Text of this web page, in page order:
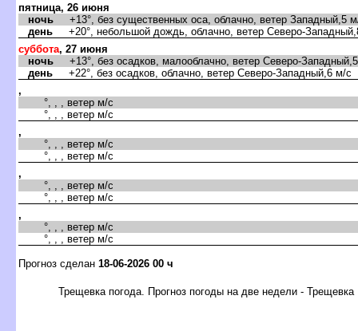
пятница, 26 июня
ночь +13°, без существенных оса, облачно, ветер Западный,5
день +20°, небольшой дождь, облачно, ветер Северо-
суббота, 27 июня
ночь +13°, без осадков, малооблачно, ветер Северо-
день +22°, без осадков, облачно, ветер Северо-Западный,6 м/с
,
°, , , ветер м/с
°, , , ветер м/с
,
°, , , ветер м/с
°, , , ветер м/с
,
°, , , ветер м/с
°, , , ветер м/с
,
°, , , ветер м/с
°, , , ветер м/с
Прогноз сделан 18-06-2026 00 ч
Трещевка погода. Прогноз погоды на две недели - Трещевка